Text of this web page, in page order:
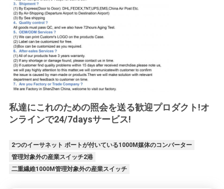
私達にこれのための照会を送る歓迎プロダクト!オ
ンラインで24/7daysサービス!
2つのイーサネット ポートが付いている1000M媒体のコンバーター
管理対象外の産業スイッチ2港
二重繊維1000M管理対象外の産業スイッチ